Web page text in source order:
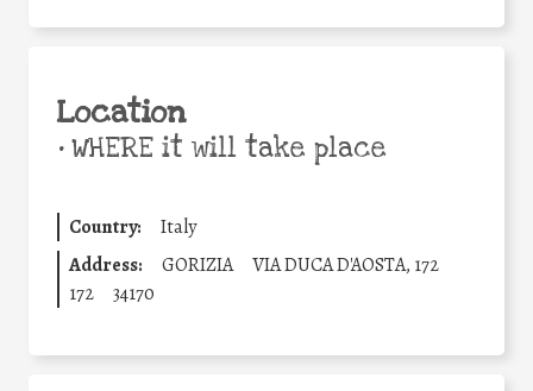
Location
•WHERE it will take place
Country:
Italy
Address:
GORIZIA
VIA DUCA D'AOSTA, 172
172
34170